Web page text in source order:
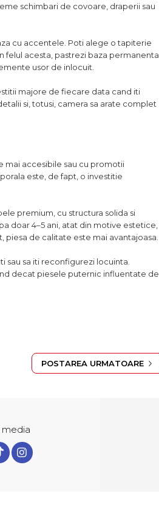
schimbari de covoare, draperii sau
cu accentele. Poti alege o tapiterie
felul acesta, pastrezi baza permanenta
usor de inlocuit.
majore de fiecare data cand iti
si, totusi, camera sa arate complet
mai accesibile sau cu promotii
este, de fapt, o investitie
premium, cu structura solida si
doar 4–5 ani, atat din motive estetice,
piesa de calitate este mai avantajoasa.
sau sa iti reconfigurezi locuinta.
decat piesele puternic influentate de
POSTAREA URMATOARE
media